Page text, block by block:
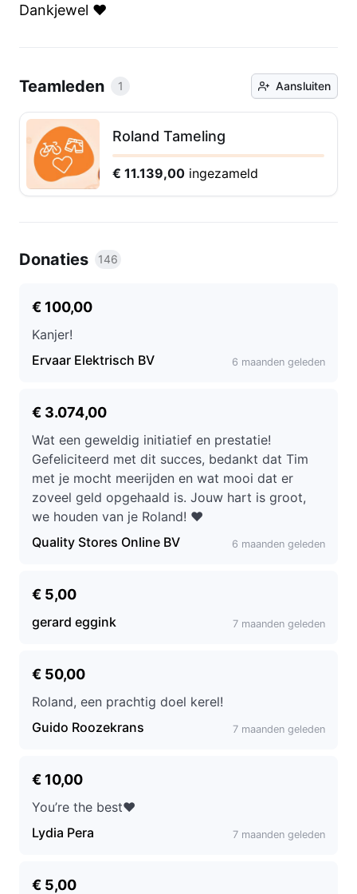
Dankjewel ❤️
Teamleden 1 Aansluiten
Roland Tameling
€ 11.139,00ingezameld
Donaties 146
€ 100,00
Kanjer!
Ervaar Elektrisch BV
6 maanden geleden
€ 3.074,00
Wat een geweldig initiatief en prestatie!
Gefeliciteerd met dit succes, bedankt dat Tim
met je mocht meerijden en wat mooi dat er
zoveel geld opgehaald is. Jouw hart is groot,
we houden van je Roland! ❤️
Quality Stores Online BV
6 maanden geleden
€ 5,00
gerard eggink 7 maanden geleden
€ 50,00
Roland, een prachtig doel kerel!
Guido Roozekrans
7 maanden geleden
€ 10,00
You’re the best♥️
Lydia Pera
7 maanden geleden
€ 5,00